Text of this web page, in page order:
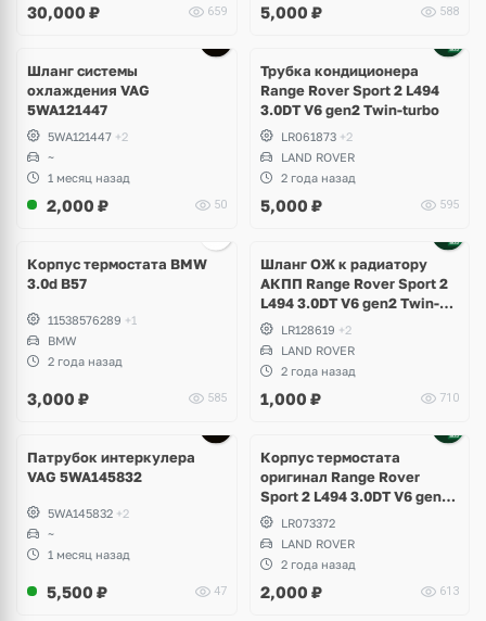
Superb
30,000 ₽ 659 5,000 ₽ 588
Шланг системы
охлаждения VAG
5WA121447
5WA121447 +2
~
1 месяц назад
2,000 ₽ 50
Трубка кондиционера
Range Rover Sport 2 L494
3.0DT V6 gen2 Twin-turbo
LR061873 +2
LAND ROVER
2 года назад
5,000 ₽ 595
Корпус термостата BMW
3.0d B57
11538576289 +1
BMW
2 года назад
3,000 ₽ 585
Шланг ОЖ к радиатору
АКПП Range Rover Sport 2
L494 3.0DT V6 gen2 Twin-
turboLR128619 +2
LAND ROVER
2 года назад
1,000 ₽ 710
Патрубок интеркулера
VAG 5WA145832
5WA145832 +2
~
1 месяц назад
5,500 ₽ 47
Корпус термостата
оригинал Range Rover
Sport 2 L494 3.0DT V6 gen2
Twin-turbo
LR073372
LAND ROVER
2 года назад
2,000 ₽ 613